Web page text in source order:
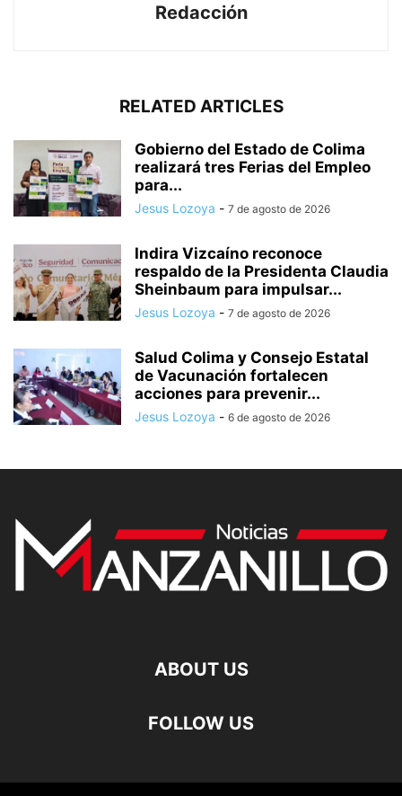
Redacción
RELATED ARTICLES
Gobierno del Estado de Colima
realizará tres Ferias del Empleo
para...
Jesus Lozoya - 7 de agosto de 2026
Indira Vizcaíno reconoce
respaldo de la Presidenta Claudia
Sheinbaum para impulsar...
Jesus Lozoya - 7 de agosto de 2026
Salud Colima y Consejo Estatal
de Vacunación fortalecen
acciones para prevenir...
Jesus Lozoya - 6 de agosto de 2026
ABOUT US
FOLLOW US